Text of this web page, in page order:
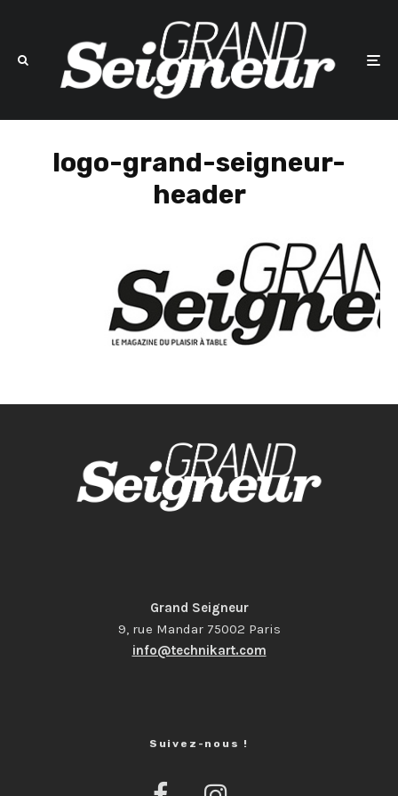
logo-grand-seigneur-
header
Grand Seigneur
9, rue Mandar 75002 Paris
info@technikart.com
Suivez-nous !